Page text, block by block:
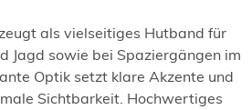
als vielseitiges Hutband für
Jagd sowie bei Spaziergängen im
Optik setzt klare Akzente und
Sichtbarkeit. Hochwertiges